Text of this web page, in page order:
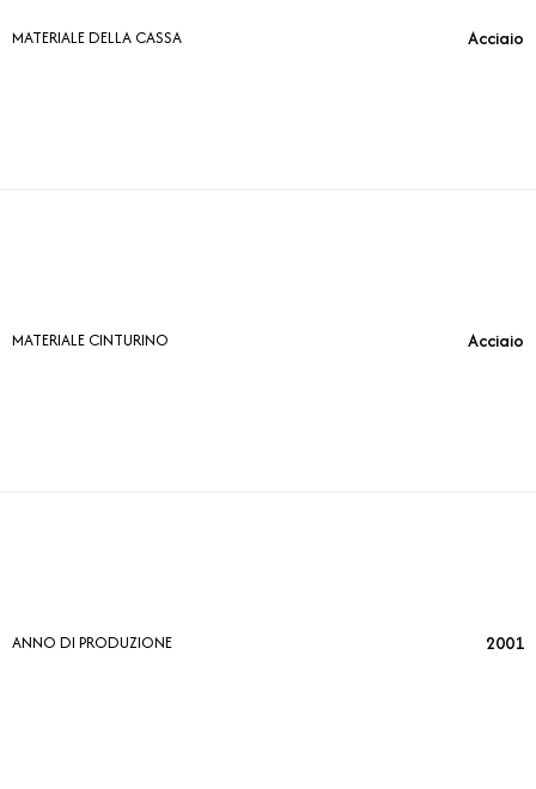
MATERIALE DELLA CASSA Acciaio
MATERIALE CINTURINO Acciaio
ANNO DI PRODUZIONE 2001